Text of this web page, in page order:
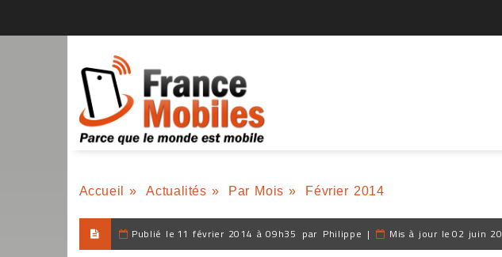
Accueil » Actualités » Par Mois » Février 2014
Publié le 11 février 2014 à 09h35 par Philippe | Mis à jour le 02 juin